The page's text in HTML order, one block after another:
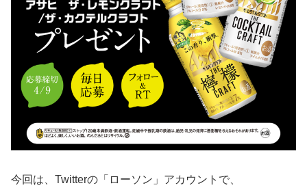
今回は、Twitterの「ローソン」アカウントで、